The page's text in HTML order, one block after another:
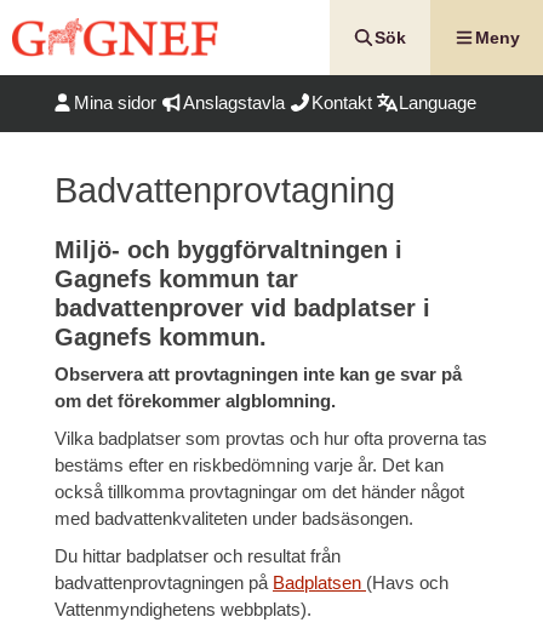
till
Sök Meny
Mina sidor Anslagstavla Kontakt Language
Badvattenprovtagning
Miljö- och byggförvaltningen i
Gagnefs kommun tar
badvattenprover vid badplatser i
Gagnefs kommun.
Observera att provtagningen inte kan ge svar på
om det förekommer algblomning.
Vilka badplatser som provtas och hur ofta proverna tas
bestäms efter en riskbedömning varje år. Det kan
också tillkomma provtagningar om det händer något
med badvattenkvaliteten under badsäsongen.
Du hittar badplatser och resultat från
badvattenprovtagningen på Badplatsen (Havs och
Vattenmyndighetens webbplats).